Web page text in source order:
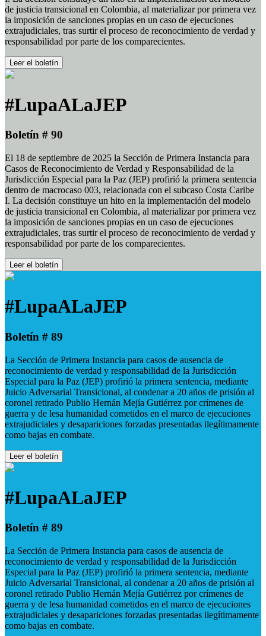
de justicia transicional en Colombia, al materializar por primera vez
la imposición de sanciones propias en un caso de ejecuciones
extrajudiciales, tras surtir el proceso de reconocimiento de verdad y
responsabilidad por parte de los comparecientes.
Leer el boletín
#LupaALaJEP
Boletín # 90
El 18 de septiembre de 2025 la Sección de Primera Instancia para
Casos de Reconocimiento de Verdad y Responsabilidad de la
Jurisdicción Especial para la Paz (JEP) profirió la primera sentencia
dentro de macrocaso 003, relacionada con el subcaso Costa Caribe
I. La decisión constituye un hito en la implementación del modelo
de justicia transicional en Colombia, al materializar por primera vez
la imposición de sanciones propias en un caso de ejecuciones
extrajudiciales, tras surtir el proceso de reconocimiento de verdad y
responsabilidad por parte de los comparecientes.
Leer el boletín
#LupaALaJEP
Boletín # 89
La Sección de Primera Instancia para casos de ausencia de
reconocimiento de verdad y responsabilidad de la Jurisdicción
Especial para la Paz (JEP) profirió la primera sentencia, mediante
Juicio Adversarial Transicional, al condenar a 20 años de prisión al
coronel retirado Publio Hernán Mejía Gutiérrez por crímenes de
guerra y de lesa humanidad cometidos en el marco de ejecuciones
extrajudiciales y desapariciones forzadas presentadas ilegítimamente
como bajas en combate.
Leer el boletín
#LupaALaJEP
Boletín # 89
La Sección de Primera Instancia para casos de ausencia de
reconocimiento de verdad y responsabilidad de la Jurisdicción
Especial para la Paz (JEP) profirió la primera sentencia, mediante
Juicio Adversarial Transicional, al condenar a 20 años de prisión al
coronel retirado Publio Hernán Mejía Gutiérrez por crímenes de
guerra y de lesa humanidad cometidos en el marco de ejecuciones
extrajudiciales y desapariciones forzadas presentadas ilegítimamente
como bajas en combate.